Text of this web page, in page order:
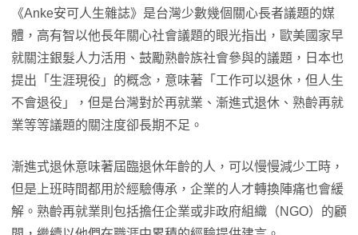
《Anke安可人生雜誌》是台灣少數幾個關心長者議題的媒
體，高有智以他長年關心社會議題的眼光指出，歐美國家早
就關注銀髮人力活用、鼓勵熟齡族社會參與的議題，日本也
提出「生涯現役」的概念，意味著「工作可以退休，但人生
不會退役」，但是台灣對於再就業、漸進式退休、熟齡再就
業等等議題的關注度卻長期不足。
漸進式退休意味著屆臨退休年齡的人，可以慢慢減少工時，
但是上班時間都用於經驗傳承，企業的人才轉換陣痛也會緩
解。熟齡再就業則包括擔任企業或非政府組織（NGO）的顧